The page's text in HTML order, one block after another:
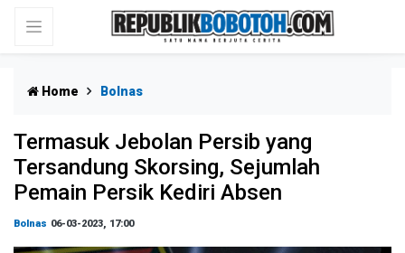
Home Bolnas
Termasuk Jebolan Persib yang
Tersandung Skorsing, Sejumlah
Pemain Persik Kediri Absen
Bolnas 06-03-2023, 17:00